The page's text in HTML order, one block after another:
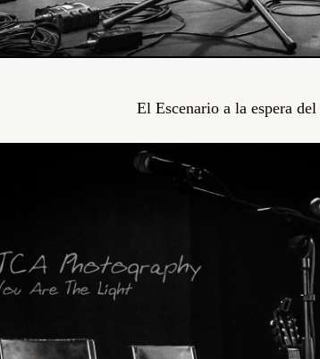
El Escenario a la espera